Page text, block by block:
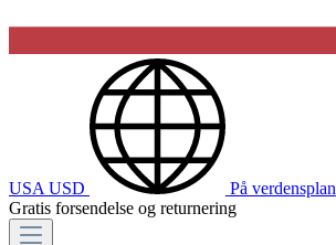
USA USD På verdensplan
Gratis forsendelse og returnering